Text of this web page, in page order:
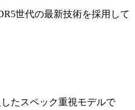
世代の最新技術を採用して
たスペック重視モデルで